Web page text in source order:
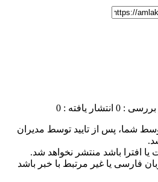
بررسی : 0 انتشار یافته : 0
شما، پس از تایید توسط مدیران
افترا باشد منتشر نخواهد شد.
فارسی یا غیر مرتبط با خبر باشد